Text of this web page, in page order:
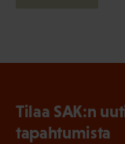
Tilaa SAK:n
tapahtumista